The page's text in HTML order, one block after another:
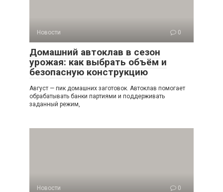
Новости 0
Домашний автоклав в сезон
урожая: как выбрать объём и
безопасную конструкцию
Август — пик домашних заготовок. Автоклав помогает
обрабатывать банки партиями и поддерживать
заданный режим,
Новости 0